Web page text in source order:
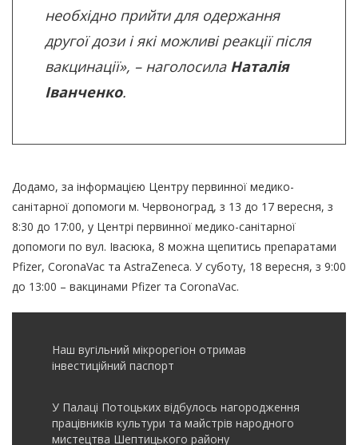
необхідно прийти для одержання
другої дози і які можливі реакції після
вакцинації», – наголосила Наталія
Іванченко.
Додамо, за інформацією Центру первинної медико-
санітарної допомоги м. Червоноград, з 13 до 17 вересня, з
8:30 до 17:00, у Центрі первинної медико-санітарної
допомоги по вул. Івасюка, 8 можна щепитись препаратами
Pfizer, CoronaVac та AstraZeneca. У суботу, 18 вересня, з 9:00
до 13:00 – вакцинами Pfizer та CoronaVac.
Наш вугільний мікрорегіон отримав
інвеcтиційний паспорт
У Палаці Потоцьких відбулось нагородження
працівників культури та майстрів народного
мистецтва Шептицького району